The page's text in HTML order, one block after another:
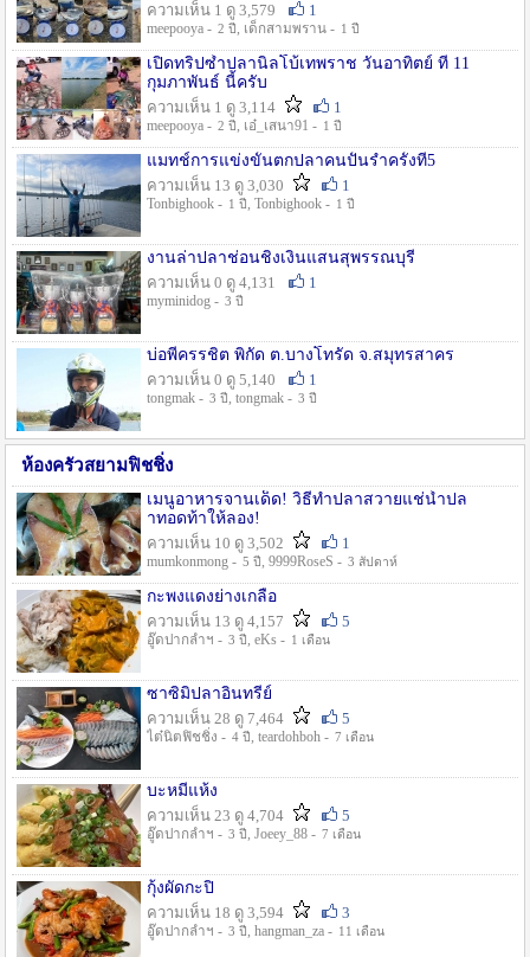
ความเห็น 1 ดู 3,579
1
meepooya - 2 ปี , เด็กสามพราน - 1 ปี
เปิดทริปซ้ำปลานิลโบ้เทพราช วันอาทิตย์ ที่ 11
กุมภาพันธ์ นี้ครับ
ความเห็น 1 ดู 3,114
1
meepooya - 2 ปี , เอ๋_เสนา91 - 1 ปี
แมทช์การแข่งขั้นตกปลาคนปั้นรำครั้งที่5
ความเห็น 13 ดู 3,030
1
Tonbighook - 1 ปี , Tonbighook - 1 ปี
งานล่าปลาช่อนชิงเงินแสนสุพรรณบุรี
ความเห็น 0 ดู 4,131
1
myminidog - 3 ปี
บ่อพี่ครรชิต พิกัด ต.บางโทรัด จ.สมุทรสาคร
ความเห็น 0 ดู 5,140
1
tongmak - 3 ปี , tongmak - 3 ปี
ห้องครัวสยามฟิชชิ่ง
เมนูอาหารจานเด็ด! วิธีทำปลาสวายแช่น้ำปล
าทอดท้าให้ลอง!
ความเห็น 10 ดู 3,502
1
mumkonmong - 5 ปี , 9999RoseS - 3 สัปดาห์
กะพงแดงย่างเกลือ
ความเห็น 13 ดู 4,157
5
อู๊ดปากลำฯ - 3 ปี , eKs - 1 เดือน
ซาซิมิปลาอินทรีย์
ความเห็น 28 ดู 7,464
5
ไต๋นิตฟิชชิ่ง - 4 ปี , teardohboh - 7 เดือน
บะหมี่แห้ง
ความเห็น 23 ดู 4,704
5
อู๊ดปากลำฯ - 3 ปี , Joeey_88 - 7 เดือน
กุ้งผัดกะปิ
ความเห็น 18 ดู 3,594
3
อู๊ดปากลำฯ - 3 ปี , hangman_za - 11 เดือน